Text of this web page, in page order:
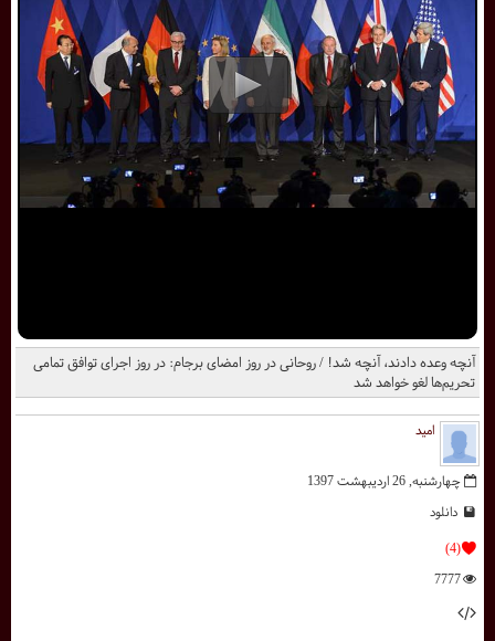
آنچه وعده دادند، آنچه شد! / روحانی در روز امضای برجام: در روز اجرای توافق تمامی
تحریم‌ها لغو خواهد شد
امید
چهارشنبه, 26 ارديبهشت 1397
دانلود
(4)
7777